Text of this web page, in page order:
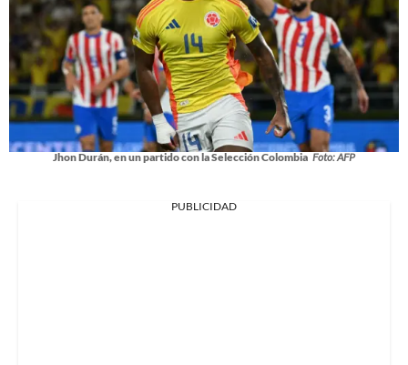
Jhon Durán, en un partido con la Selección Colombia Foto: AFP
PUBLICIDAD